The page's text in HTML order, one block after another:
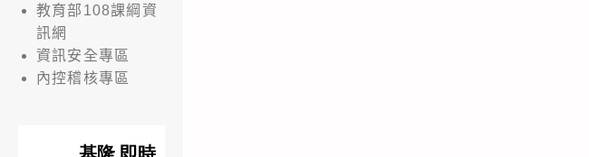
教育部108課綱資
訊網
資訊安全專區
內控稽核專區